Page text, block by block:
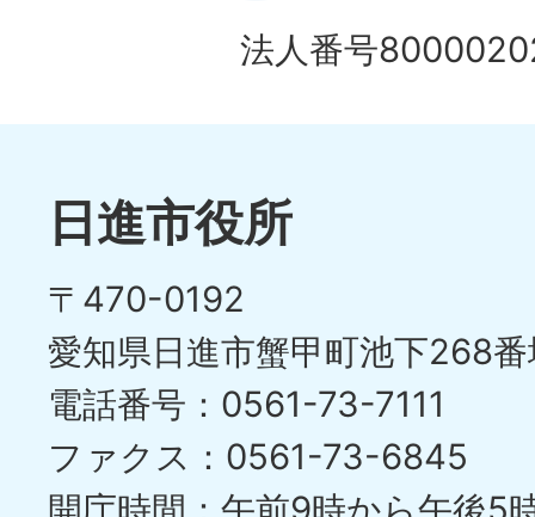
法人番号
日進市役所
〒470-0192
愛知県日進市蟹甲町池下268
電話番号：0561-73-7111
ファクス：0561-73-6845